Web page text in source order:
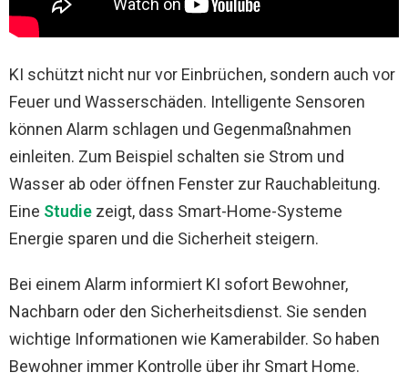
KI schützt nicht nur vor Einbrüchen, sondern auch vor
Feuer und Wasserschäden. Intelligente Sensoren
können Alarm schlagen und Gegenmaßnahmen
einleiten. Zum Beispiel schalten sie Strom und
Wasser ab oder öffnen Fenster zur Rauchableitung.
Eine Studie zeigt, dass Smart-Home-Systeme
Energie sparen und die Sicherheit steigern.
Bei einem Alarm informiert KI sofort Bewohner,
Nachbarn oder den Sicherheitsdienst. Sie senden
wichtige Informationen wie Kamerabilder. So haben
Bewohner immer Kontrolle über ihr Smart Home.